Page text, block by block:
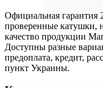
Официальная гарантия
проверенные катушки,
качество продукции
Доступны разные
предоплата, кредит,
пункт Украины.